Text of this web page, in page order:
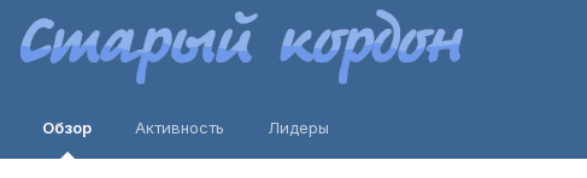
Обзор Активность Лидеры